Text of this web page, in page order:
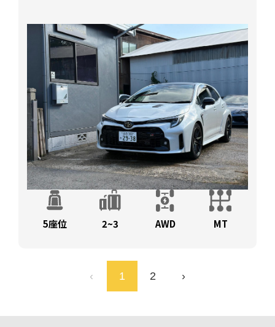
5座位 2~3 AWD MT
‹ 1 2 ›